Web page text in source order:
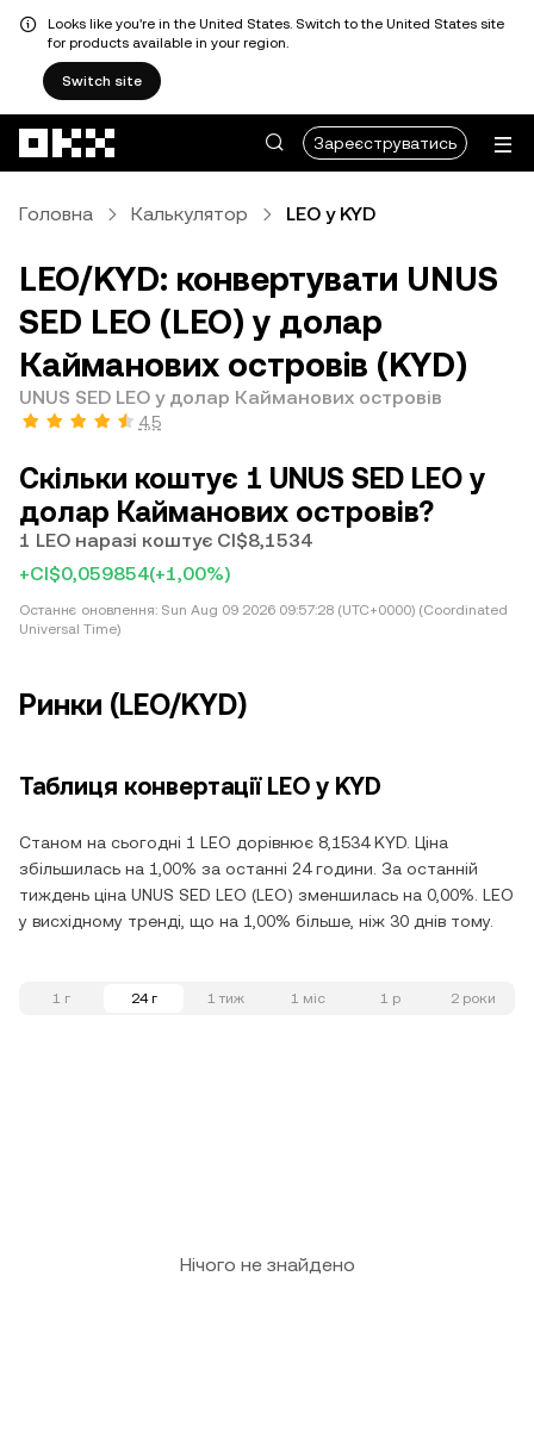
Looks like you're in the United States. Switch to the United States site
for products available in your region.
Switch site
Зареєструватись
Головна Калькулятор LEO у KYD
LEO/KYD: конвертувати UNUS
SED LEO (LEO) у долар
Кайманових островів (KYD)
UNUS SED LEO у долар Кайманових островів
4,5
Скільки коштує 1 UNUS SED LEO у
долар Кайманових островів?
1 LEO наразі коштує CI$8,1534
+CI$0,059854(+1,00%)
Останнє оновлення: Sun Aug 09 2026 09:57:28 (UTC+0000) (Coordinated
Universal Time)
Ринки (LEO/KYD)
Таблиця конвертації LEO у KYD
Станом на сьогодні 1 LEO дорівнює 8,1534 KYD. Ціна
збільшилась на 1,00% за останні 24 години. За останній
тиждень ціна UNUS SED LEO (LEO) зменшилась на 0,00%. LEO
у висхідному тренді, що на 1,00% більше, ніж 30 днів тому.
1 г 24 г 1 тиж 1 міс 1 р 2 роки
Нічого не знайдено